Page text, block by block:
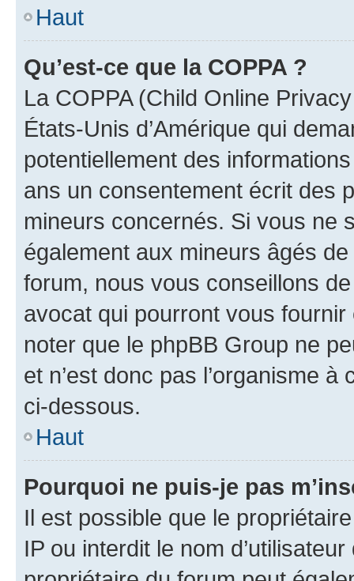
Haut
Qu’est-ce que la COPPA ?
La COPPA (Child Online
États-Unis d’Amérique qui
potentiellement des
ans un consentement écrit des
mineurs concernés. Si vous ne
également aux mineurs âgés
forum, nous vous conseillons
avocat qui pourront vous
noter que le phpBB Group ne
et n’est donc pas l’organisme
ci-dessous.
Haut
Pourquoi ne puis-je pas
Il est possible que le
IP ou interdit le nom